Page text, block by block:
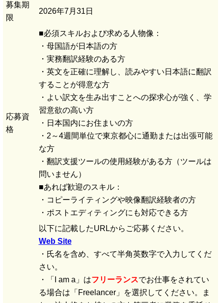
募集期
限
2026年7月31日
応募資
格
■必須スキルおよび求める人物像：
・母国語が日本語の方
・実務翻訳経験のある方
・英文を正確に理解し、読みやすい日本語に翻訳
することが得意な方
・よい訳文を生み出すことへの探求心が強く、学
習意欲の高い方
・日本国内にお住まいの方
・2～4週間単位で東京都心に通勤または出張可能
な方
・翻訳支援ツールの使用経験がある方（ツールは
問いません）
■あれば歓迎のスキル：
・コピーライティングや映像翻訳経験者の方
・ポストエディティングにも対応できる方
以下に記載したURLからご応募ください。
Web Site
・氏名を含め、すべて半角英数字で入力してくだ
さい。
・「I am a」はフリーランスでお仕事をされてい
る場合は「Freelancer」を選択してください。ま